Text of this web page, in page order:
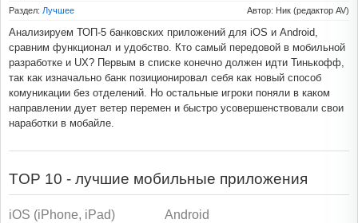
Раздел: Лучшее Автор: Ник (редактор AV)
Анализируем ТОП-5 банковских приложений для iOS и Android,
сравним функционал и удобство. Кто самый передовой в мобильной
разработке и UX? Первым в списке конечно должен идти Тинькофф,
так как изначально банк позиционировал себя как новый способ
комуникации без отделений. Но остальные игроки поняли в каком
направлении дует ветер перемен и быстро усовершенствовали свои
наработки в мобайле.
TOP 10 - лучшие мобильные приложения
iOS (iPhone, iPad) Android